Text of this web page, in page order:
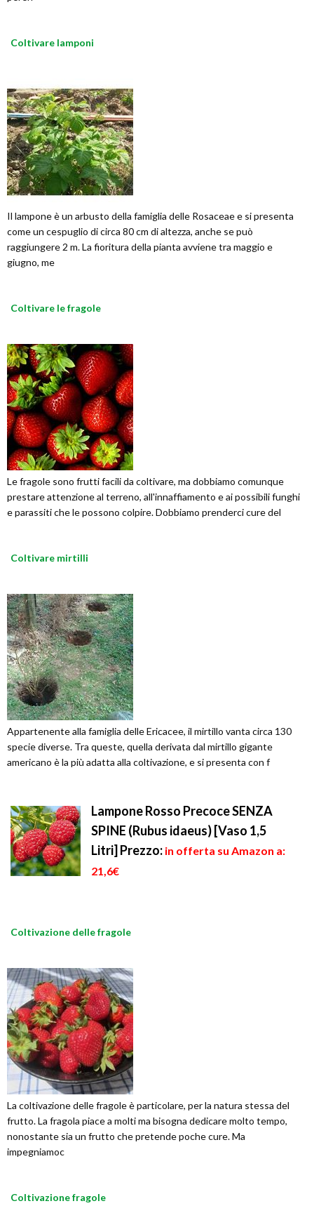
Coltivare lamponi
Il lampone è un arbusto della famiglia delle Rosaceae e si presenta
come un cespuglio di circa 80 cm di altezza, anche se può
raggiungere 2 m. La fioritura della pianta avviene tra maggio e
giugno, me
Coltivare le fragole
Le fragole sono frutti facili da coltivare, ma dobbiamo comunque
prestare attenzione al terreno, all'innaffiamento e ai possibili funghi
e parassiti che le possono colpire. Dobbiamo prenderci cure del
Coltivare mirtilli
Appartenente alla famiglia delle Ericacee, il mirtillo vanta circa 130
specie diverse. Tra queste, quella derivata dal mirtillo gigante
americano è la più adatta alla coltivazione, e si presenta con f
Lampone Rosso Precoce SENZA
SPINE (Rubus idaeus) [Vaso 1,5
Litri] Prezzo: in offerta su Amazon a:
21,6€
Coltivazione delle fragole
La coltivazione delle fragole è particolare, per la natura stessa del
frutto. La fragola piace a molti ma bisogna dedicare molto tempo,
nonostante sia un frutto che pretende poche cure. Ma
impegniamoc
Coltivazione fragole